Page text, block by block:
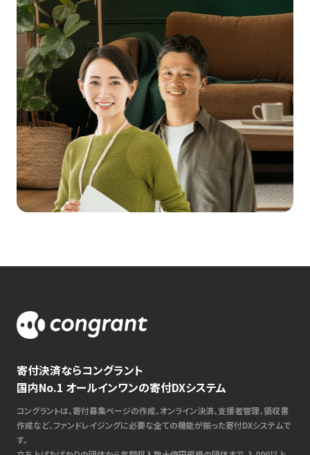
寄付決済ならコングラント
国内No.1 オールインワンの寄付DXシステム
コングラントは、寄付募集ページの作成、オンライン決済、支援者管理、領収書
作成など、ファンドレイジングに必要な全ての機能が揃った寄付DXシステムで
す。